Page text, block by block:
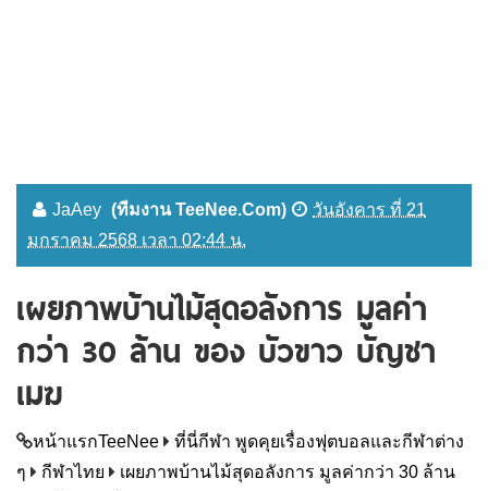
JaAey (ทีมงาน TeeNee.Com)
วันอังคาร ที่ 21
มกราคม 2568 เวลา 02:44 น.
เผยภาพบ้านไม้สุดอลังการ มูลค่า
กว่า 30 ล้าน ของ บัวขาว บัญชา
เมฆ
หน้าแรกTeeNee
ที่นี่กีฬา พูดคุยเรื่องฟุตบอลและกีฬาต่าง
ๆ
กีฬาไทย
เผยภาพบ้านไม้สุดอลังการ มูลค่ากว่า 30 ล้าน